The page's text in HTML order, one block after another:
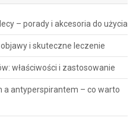
– porady i akcesoria do użycia
i skuteczne leczenie
właściwości i zastosowanie
a antyperspirantem – co warto